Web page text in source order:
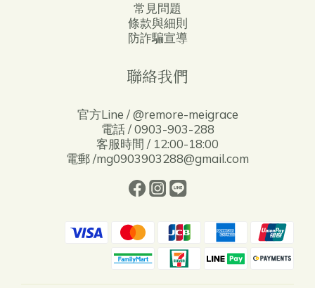
常見問題
條款與細則
防詐騙宣導
聯絡我們
官方Line / @remore-meigrace
電話 / 0903-903-288
客服時間 / 12:00-18:00
電郵 /mg0903903288@gmail.com